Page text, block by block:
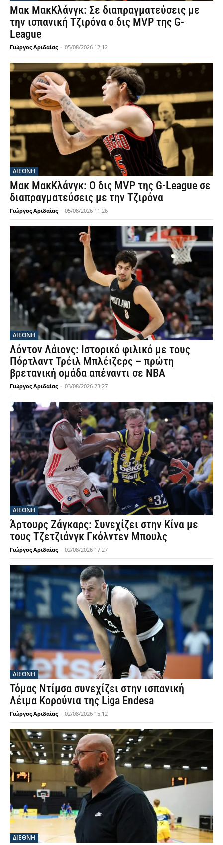
Μακ ΜακΚλάνγκ: Σε διαπραγματεύσεις με
την ισπανική Τζιρόνα ο δις MVP της G-
League
Γιώργος Αριδαίας - 05/08/2026 12:12
ΔΙΕΘΝΗ
Μακ ΜακΚλάνγκ: Ο δις MVP της G-League σε
διαπραγματεύσεις με την Τζιρόνα
Γιώργος Αριδαίας - 05/08/2026 11:26
ΔΙΕΘΝΗ
Λόντον Λάιονς: Ιστορικό φιλικό με τους
Πόρτλαντ Τρέιλ Μπλέιζερς – πρώτη
βρετανική ομάδα απέναντι σε NBA
Γιώργος Αριδαίας - 03/08/2026 23:27
ΔΙΕΘΝΗ
Άρτουρς Ζάγκαρς: Συνεχίζει στην Κίνα με
τους Τζετζιάνγκ Γκόλντεν Μπουλς
Γιώργος Αριδαίας - 02/08/2026 17:27
ΔΙΕΘΝΗ
Τόμας Ντίμσα συνεχίζει στην ισπανική
Λέιμα Κορούνια της Liga Endesa
Γιώργος Αριδαίας - 02/08/2026 15:12
ΔΙΕΘΝΗ